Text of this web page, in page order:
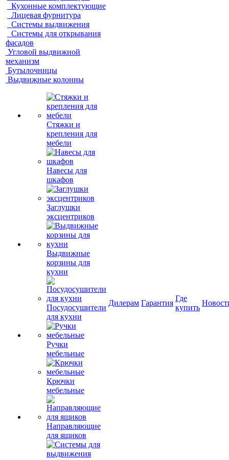
Кухонные комплектующие
Лицевая фурнитура
Системы выдвижения
Системы для открывания
фасадов
Угловой выдвижной
механизм
Бутылочницы
Выдвижные колонны
Стяжки и
крепления для
мебели
Навесы для
шкафов
Заглушки
эксцентриков
Выдвижные
корзины для
кухни
Посудосушители
для кухни
Ручки
мебельные
Крючки
мебельные
Направляющие
для ящиков
Дилерам Гарантия
Где
купить